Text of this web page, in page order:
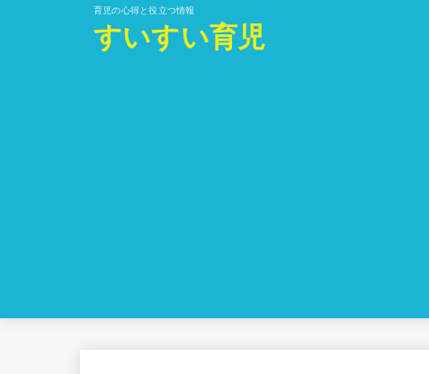
育児の心得と役立つ情報
すいすい育児